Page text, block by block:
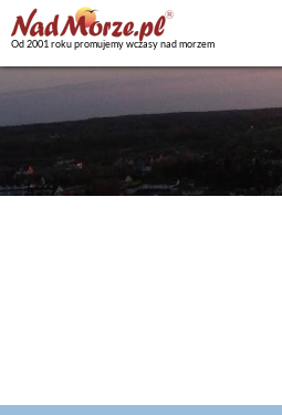
Od 2001 roku promujemy wczasy nad morzem